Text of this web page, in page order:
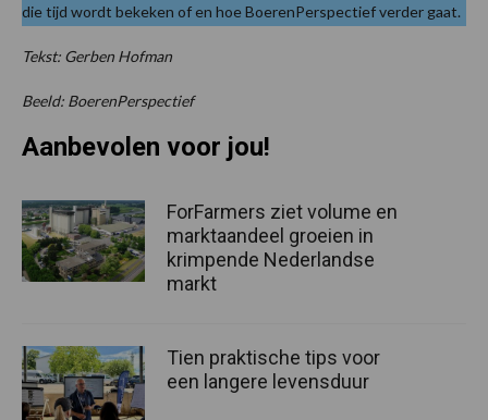
die tijd wordt bekeken of en hoe BoerenPerspectief verder gaat.
Tekst: Gerben Hofman
Beeld: BoerenPerspectief
Aanbevolen voor jou!
ForFarmers ziet volume en
marktaandeel groeien in
krimpende Nederlandse
markt
Tien praktische tips voor
een langere levensduur